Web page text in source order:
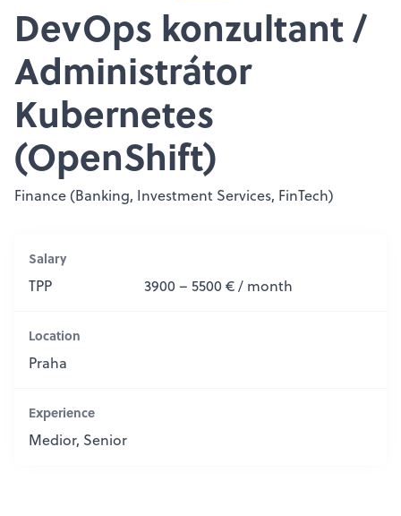
DevOps konzultant /
Administrátor
Kubernetes
(OpenShift)
Finance (Banking, Investment Services, FinTech)
Salary
TPP 3900 – 5500 € / month
Location
Praha
Experience
Medior, Senior